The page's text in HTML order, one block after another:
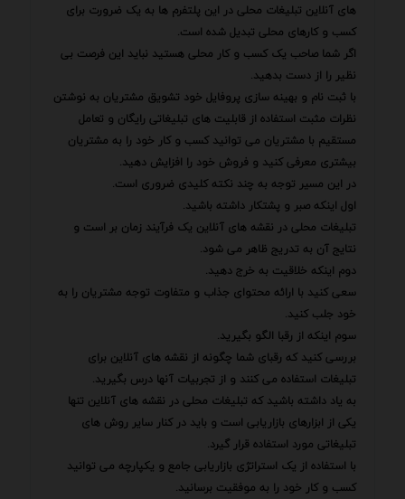
های آنلاین تبلیغات محلی در این پلتفرم ها به یک ضرورت برای
کسب و کارهای محلی تبدیل شده است.
اگر شما صاحب یک کسب و کار محلی هستید نباید این فرصت بی
نظیر را از دست بدهید.
با ثبت نام و بهینه سازی پروفایل خود تشویق مشتریان به نوشتن
نظرات مثبت استفاده از قابلیت های تبلیغاتی رایگان و تعامل
مستقیم با مشتریان می توانید کسب و کار خود را به مشتریان
بیشتری معرفی کنید و فروش خود را افزایش دهید.
در این مسیر توجه به چند نکته کلیدی ضروری است.
اول اینکه صبر و پشتکار داشته باشید.
تبلیغات محلی در نقشه های آنلاین یک فرآیند زمان بر است و
نتایج آن به تدریج ظاهر می شود.
دوم اینکه خلاقیت به خرج دهید.
سعی کنید با ارائه محتوای جذاب و متفاوت توجه مشتریان را به
خود جلب کنید.
سوم اینکه از رقبا الگو بگیرید.
بررسی کنید که رقبای شما چگونه از نقشه های آنلاین برای
تبلیغات استفاده می کنند و از تجربیات آنها درس بگیرید.
به یاد داشته باشید که تبلیغات محلی در نقشه های آنلاین تنها
یکی از ابزارهای بازاریابی است و باید در کنار سایر روش های
تبلیغاتی مورد استفاده قرار گیرد.
با استفاده از یک استراتژی بازاریابی جامع و یکپارچه می توانید
کسب و کار خود را به موفقیت برسانید.